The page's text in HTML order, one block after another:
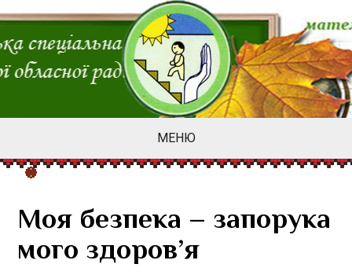
МЕНЮ
Моя безпека – запорука
мого здоров’я